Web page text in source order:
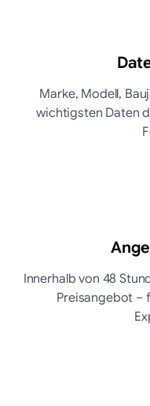
Marke, Modell,
wichtigsten Daten
Innerhalb von 48
Preisangebot –